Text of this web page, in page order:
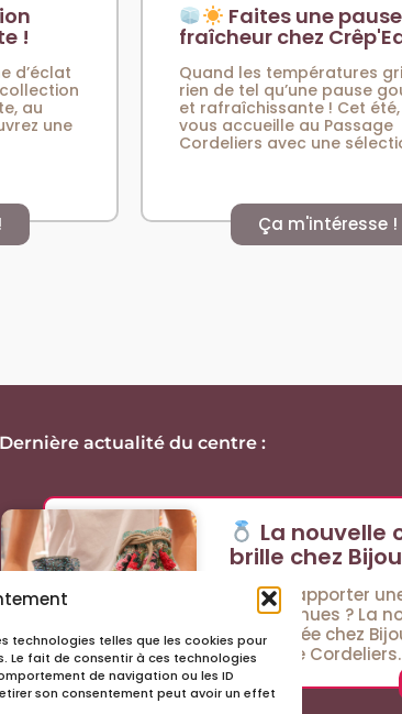
technologies telles que les cookies pour
Le fait de consentir à ces technologies
de navigation ou les ID
son consentement peut avoir un effet
!
d’éclat
au
une
Faites une pause
fraîcheur chez
Quand les températures
rien de tel qu’une pause
et rafraîchissante ! Cet été,
vous accueille au Passage
Cordeliers avec une
Ça m'intéresse !
Dernière actualité du centre :
La nouvelle
brille chez
Envie d’apporter
à vos tenues ? La
est arrivée chez
Passage